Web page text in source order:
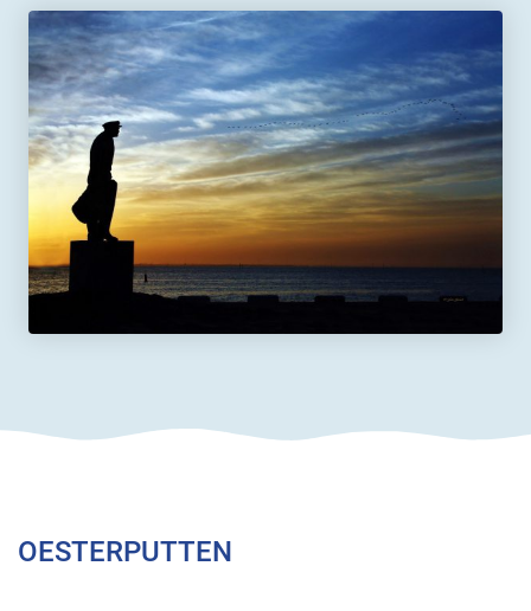
OESTERPUTTEN